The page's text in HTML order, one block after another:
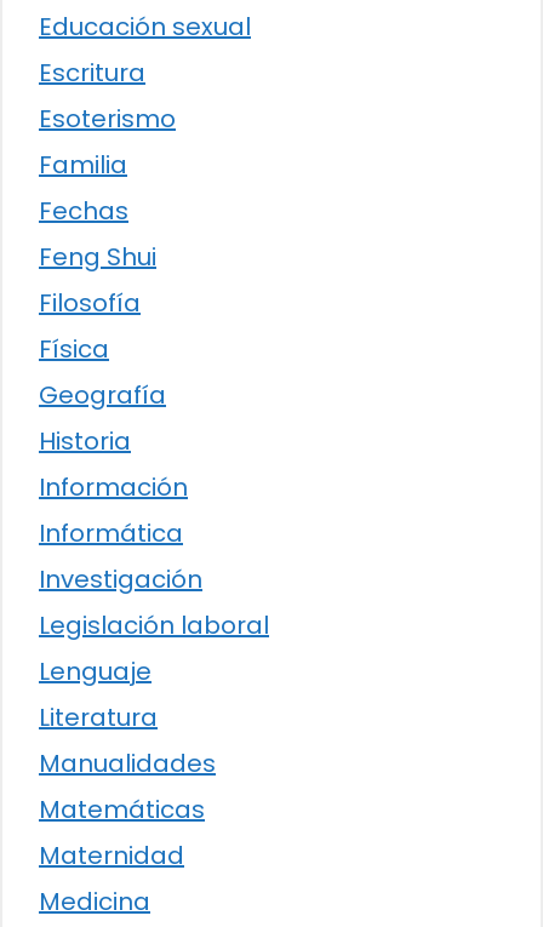
Educación sexual
Escritura
Esoterismo
Familia
Fechas
Feng Shui
Filosofía
Física
Geografía
Historia
Información
Informática
Investigación
Legislación laboral
Lenguaje
Literatura
Manualidades
Matemáticas
Maternidad
Medicina